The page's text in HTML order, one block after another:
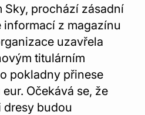
Sky, prochází zásadní
z magazínu
uzavřela
titulárním
pokladny přinese
Očekává se, že
dresy budou